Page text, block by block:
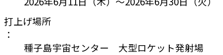
打上げ場所
：
種子島宇宙センター 大型ロケット発射場